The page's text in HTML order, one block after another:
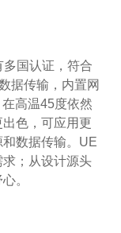
国认证，符合
据传输，内置网
高温45度依然
色，可应用更
数据传输。UE
；从设计源头
。